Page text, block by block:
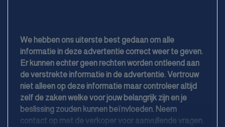
Volledig digitaal instrumentenpaneel
Zij airbag(s) voor
Exterieur
Buitenspiegels elektrisch inklapbaar
Buitenspiegels elektrisch verstel- en
We hebben ons uiterste best gedaan om alle
informatie in deze advertentie correct weer te geven.
Er kunnen echter geen rechten worden ontleend aan
de verstrekte informatie in de advertentie. Vertrouw
niet alleen op deze informatie maar controleer altijd
zelf de zaken welke voor jouw belangrijk zijn en je
beslissing zouden kunnen beïnvloeden. Neem
contact op met de verkoper voor aanvullende vragen.